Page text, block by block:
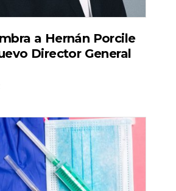
a Hernán Porcile
Director General